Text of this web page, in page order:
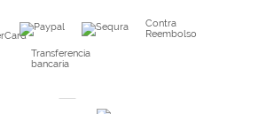
de impresión de fotos
Contra
Reembolso
Transferencia
bancaria